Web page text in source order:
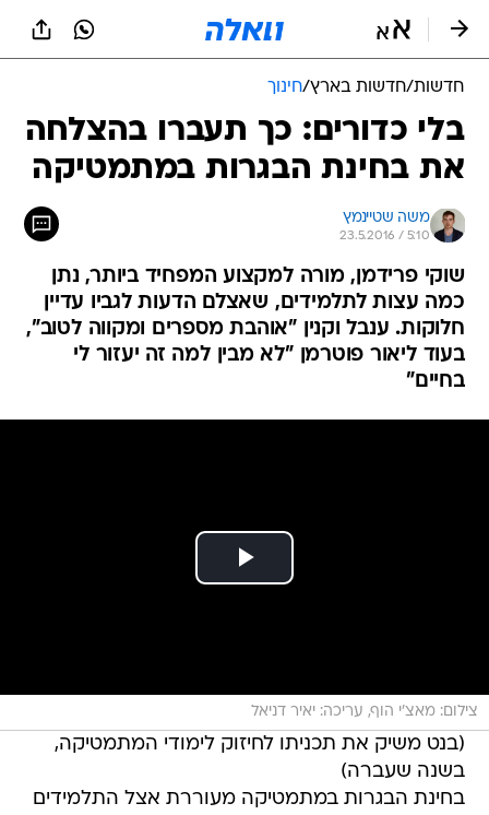
חדשות/חדשות בארץ/חינוך
בלי כדורים: כך תעברו בהצלחה
את בחינת הבגרות במתמטיקה
משה שטיינמץ
23.5.2016 / 5:10
שוקי פרידמן, מורה למקצוע המפחיד ביותר, נתן
כמה עצות לתלמידים, שאצלם הדעות לגביו עדיין
חלוקות. ענבל וקנין "אוהבת מספרים ומקווה לטוב",
בעוד ליאור פוטרמן "לא מבין למה זה יעזור לי
בחיים"
צילום: מאצ'י הוף, עריכה: יאיר דניאל
(בנט משיק את תכניתו לחיזוק לימודי המתמטיקה,
בשנה שעברה)
בחינת הבגרות במתמטיקה מעוררת אצל התלמידים